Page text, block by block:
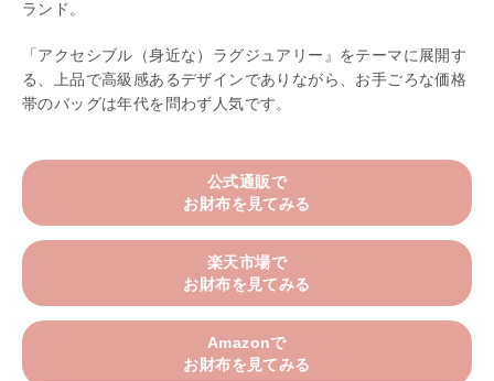
ランド。
「アクセシブル（身近な）ラグジュアリー』をテーマに展開す
る、上品で高級感あるデザインでありながら、お手ごろな価格
帯のバッグは年代を問わず人気です。
公式通販で
お財布を見てみる
楽天市場で
お財布を見てみる
Amazonで
お財布を見てみる